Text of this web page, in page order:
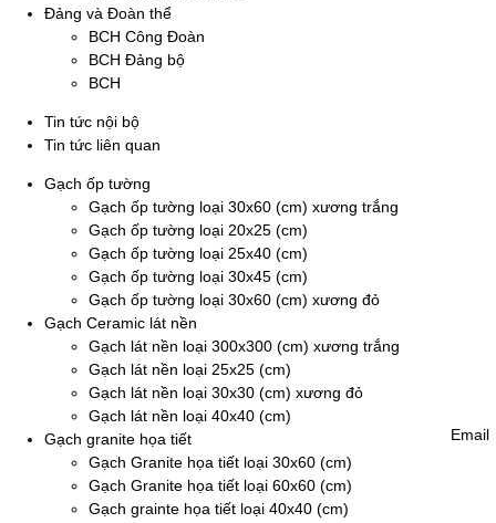
Đảng và Đoàn thể
BCH Công Đoàn
BCH Đảng bộ
BCH
Tin tức nội bộ
Tin tức liên quan
Gạch ốp tường
Gạch ốp tường loại 30x60 (cm) xương trắng
Gạch ốp tường loại 20x25 (cm)
Gạch ốp tường loại 25x40 (cm)
Gạch ốp tường loại 30x45 (cm)
Gạch ốp tường loại 30x60 (cm) xương đỏ
Gạch Ceramic lát nền
Gạch lát nền loại 300x300 (cm) xương trắng
Gạch lát nền loại 25x25 (cm)
Gạch lát nền loại 30x30 (cm) xương đỏ
Gạch lát nền loại 40x40 (cm)
Gạch granite họa tiết
Gạch Granite họa tiết loại 30x60 (cm)
Gạch Granite họa tiết loại 60x60 (cm)
Gạch grainte họa tiết loại 40x40 (cm)
Email